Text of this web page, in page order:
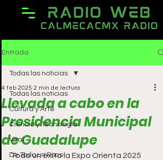
Entrada
Todas las noticias
Cultura y Arte
Ciencia y Tecnología
Viral
De Todo un Poco
Todas las noticias
Llevada a cabo en la
Presidencia Municipal
de Guadalupe
4 feb 2025 2 min de lectura
Todo un éxito la Expo Orienta 2025